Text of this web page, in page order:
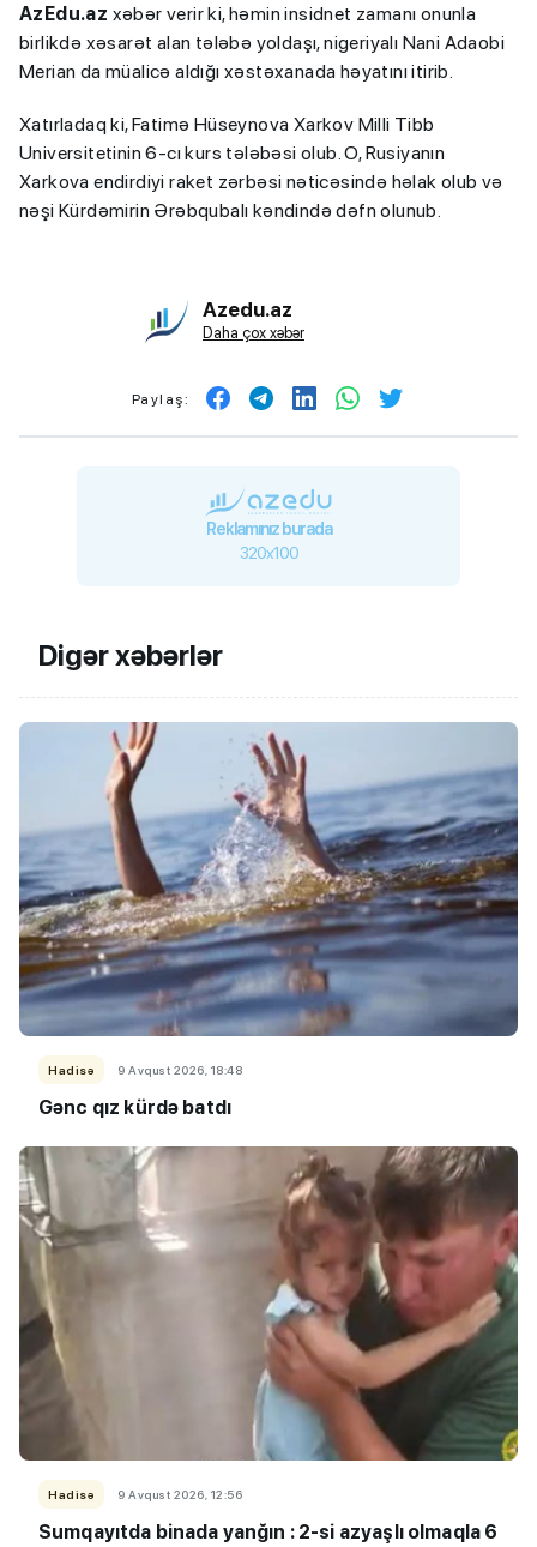
AzEdu.az xəbər verir ki, həmin insidnet zamanı onunla
birlikdə xəsarət alan tələbə yoldaşı, nigeriyalı Nani Adaobi
Merian da müalicə aldığı xəstəxanada həyatını itirib.
Xatırladaq ki, Fatimə Hüseynova Xarkov Milli Tibb
Universitetinin 6-cı kurs tələbəsi olub. O, Rusiyanın
Xarkova endirdiyi raket zərbəsi nəticəsində həlak olub və
nəşi Kürdəmirin Ərəbqubalı kəndində dəfn olunub.
Azedu.az
Daha çox xəbər
Paylaş:
Reklamınız burada
320x100
Digər xəbərlər
Hadisə 9 Avqust 2026, 18:48
Gənc qız kürdə batdı
Hadisə 9 Avqust 2026, 12:56
Sumqayıtda binada yanğın : 2-si azyaşlı olmaqla 6